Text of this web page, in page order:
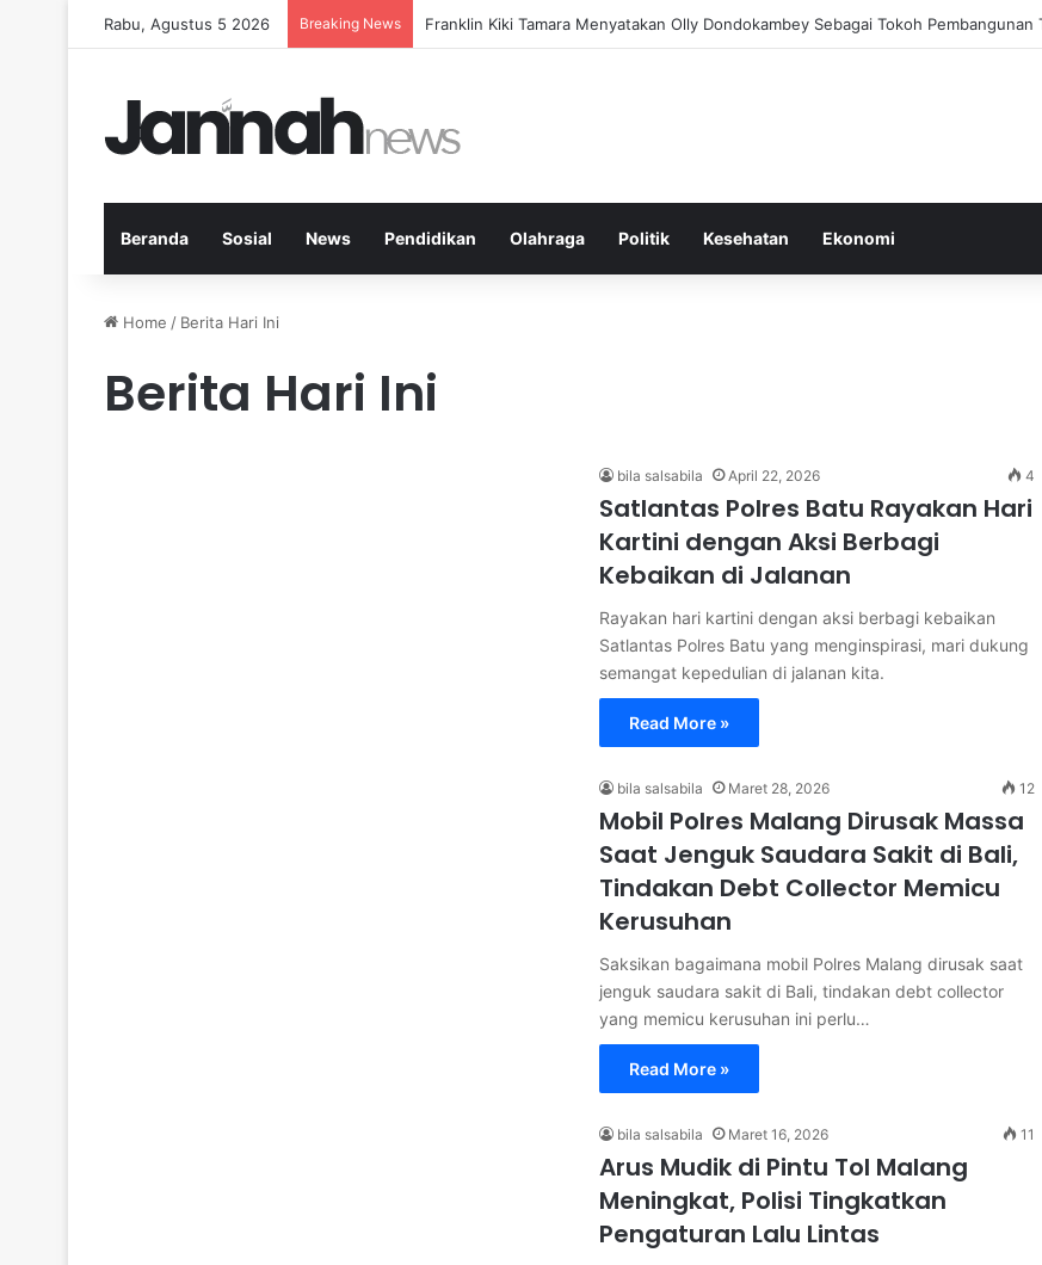
Rabu, Agustus 5 2026 Breaking News Peran KPK dalam Pemberantasan Korupsi di Indonesia yang Efektif dan Terukur
Beranda Sosial News Pendidikan Olahraga Politik Kesehatan Ekonomi
Home / Berita Hari Ini
Berita Hari Ini
bila salsabila April 22, 2026 4
Satlantas Polres Batu Rayakan Hari
Kartini dengan Aksi Berbagi
Kebaikan di Jalanan
Rayakan hari kartini dengan aksi berbagi kebaikan
Satlantas Polres Batu yang menginspirasi, mari dukung
semangat kepedulian di jalanan kita.
Read More »
bila salsabila Maret 28, 2026 12
Mobil Polres Malang Dirusak Massa
Saat Jenguk Saudara Sakit di Bali,
Tindakan Debt Collector Memicu
Kerusuhan
Saksikan bagaimana mobil Polres Malang dirusak saat
jenguk saudara sakit di Bali, tindakan debt collector
yang memicu kerusuhan ini perlu…
Read More »
bila salsabila Maret 16, 2026 11
Arus Mudik di Pintu Tol Malang
Meningkat, Polisi Tingkatkan
Pengaturan Lalu Lintas